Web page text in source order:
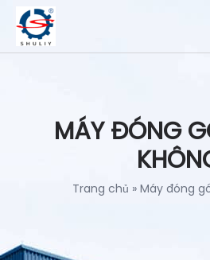
MÁY ĐÓNG
Trang chủ » Máy đóng